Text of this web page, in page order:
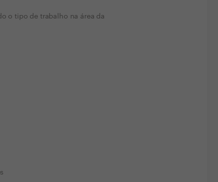
o tipo de trabalho na área da